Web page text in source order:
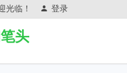
光临！ 登录
头